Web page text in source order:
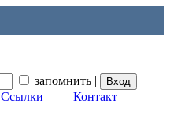
запомнить |
Ссылки Контакт